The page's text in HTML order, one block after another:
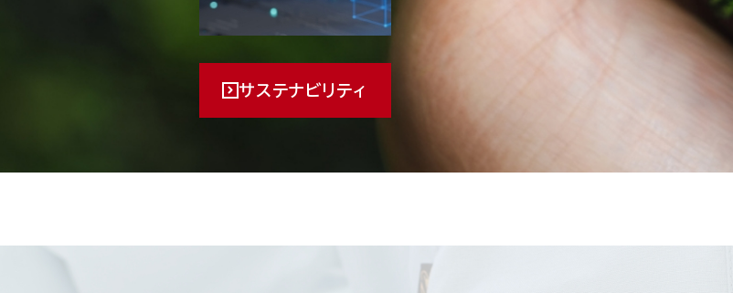
サステナビリティ